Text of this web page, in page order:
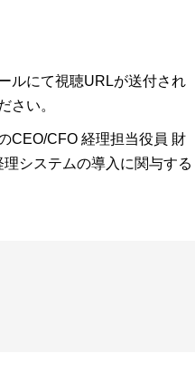
ルにて視聴URLが送付され
さい。
CEO/CFO 経理担当役員 財
システムの導入に関与する